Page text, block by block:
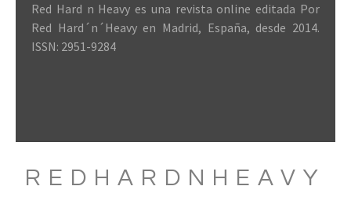
Red Hard n Heavy es una revista online editada Por
Red Hard´n´Heavy en Madrid, España, desde 2014.
ISSN: 2951-9284
REDHARDNHEAVY